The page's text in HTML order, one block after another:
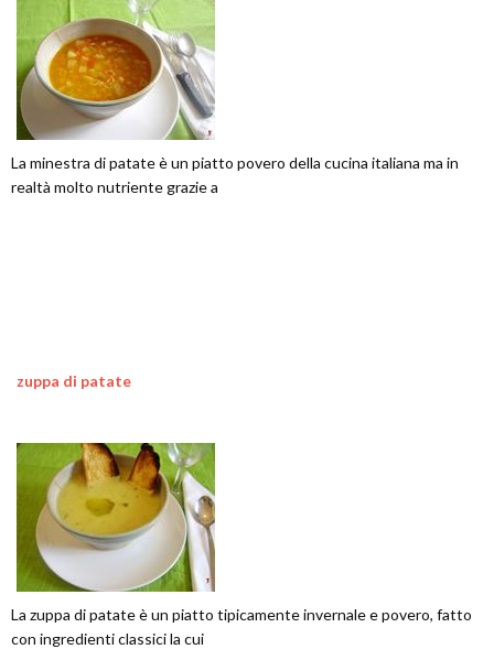
La minestra di patate è un piatto povero della cucina italiana ma in
realtà molto nutriente grazie a
zuppa di patate
La zuppa di patate è un piatto tipicamente invernale e povero, fatto
con ingredienti classici la cui